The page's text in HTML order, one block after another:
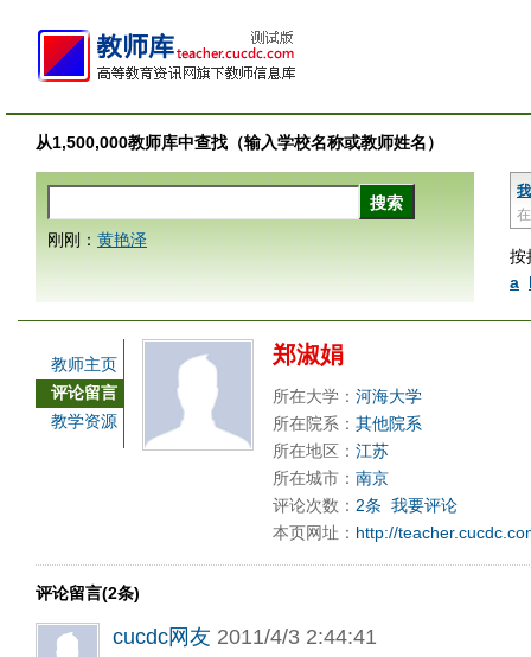
从1,500,000教师库中查找（输入学校名称或教师姓名）
按
a
刚刚： 黄艳泽
教师主页
评论留言
教学资源
郑淑娟
所在大学： 河海大学
所在院系： 其他院系
所在地区： 江苏
所在城市： 南京
评论次数： 2条 我要评论
本页网址： http://
评论留言(2条)
cucdc网友 2011/4/3 2:44:41